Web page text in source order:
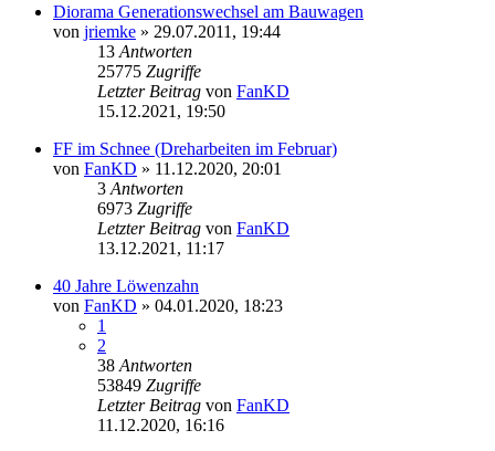
Diorama Generationswechsel am Bauwagen
von jriemke » 29.07.2011, 19:44
13 Antworten
25775 Zugriffe
Letzter Beitrag von FanKD
15.12.2021, 19:50
FF im Schnee (Dreharbeiten im Februar)
von FanKD » 11.12.2020, 20:01
3 Antworten
6973 Zugriffe
Letzter Beitrag von FanKD
13.12.2021, 11:17
40 Jahre Löwenzahn
von FanKD » 04.01.2020, 18:23
1
2
38 Antworten
53849 Zugriffe
Letzter Beitrag von FanKD
11.12.2020, 16:16